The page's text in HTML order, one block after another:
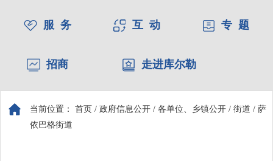
服 务 互 动 专 题
招商 走进库尔勒
当前位置： 首页 / 政府信息公开 / 各单位、乡镇公开 / 街道 / 萨
依巴格街道